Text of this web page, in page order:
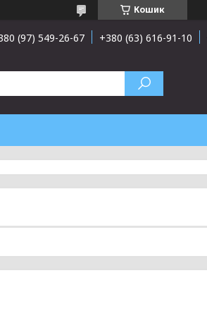
Кошик
(97) 549-26-67 +380 (63) 616-91-10